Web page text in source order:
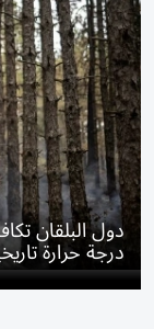
دول البلقان
درجة حرارة